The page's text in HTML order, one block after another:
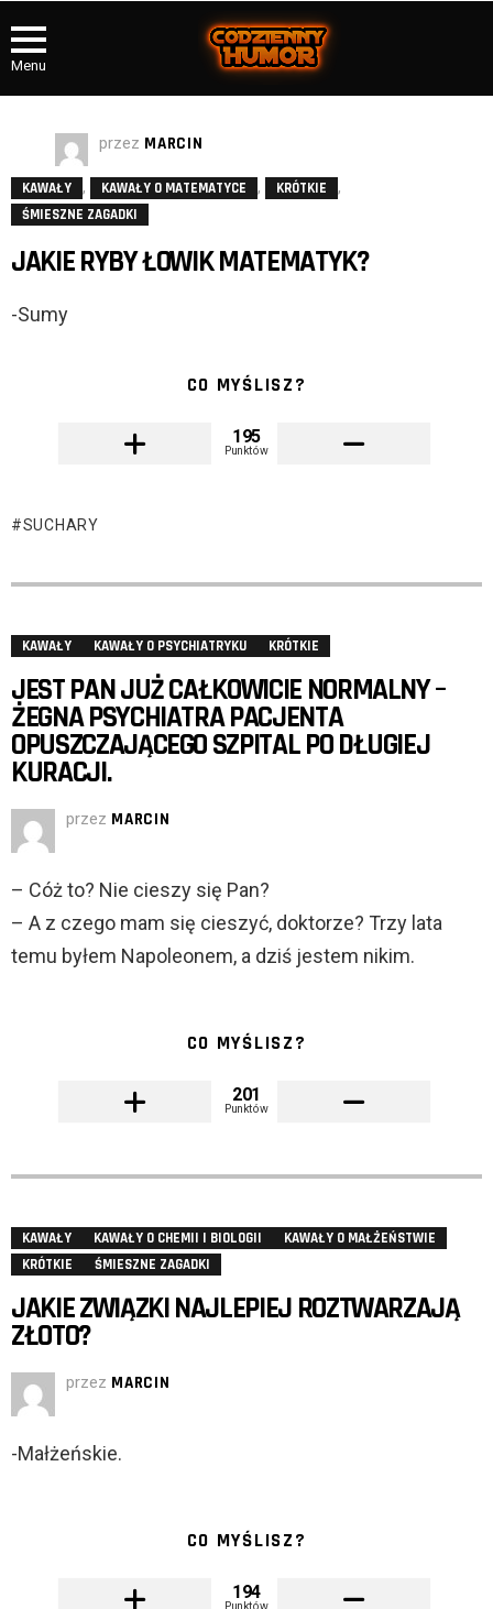
Menu
przez MARCIN
KAWAŁY , KAWAŁY O MATEMATYCE , KRÓTKIE ,
ŚMIESZNE ZAGADKI
JAKIE RYBY ŁOWIK MATEMATYK?
-Sumy
CO MYŚLISZ?
195
Punktów
SUCHARY
KAWAŁY KAWAŁY O PSYCHIATRYKU KRÓTKIE
JEST PAN JUŻ CAŁKOWICIE NORMALNY –
ŻEGNA PSYCHIATRA PACJENTA
OPUSZCZAJĄCEGO SZPITAL PO DŁUGIEJ
KURACJI.
przez MARCIN
– Cóż to? Nie cieszy się Pan?
– A z czego mam się cieszyć, doktorze? Trzy lata
temu byłem Napoleonem, a dziś jestem nikim.
CO MYŚLISZ?
201
Punktów
KAWAŁY KAWAŁY O CHEMII I BIOLOGII
KAWAŁY O MAŁŻEŃSTWIE
KRÓTKIE
ŚMIESZNE ZAGADKI
JAKIE ZWIĄZKI NAJLEPIEJ ROZTWARZAJĄ
ZŁOTO?
przez MARCIN
-Małżeńskie.
CO MYŚLISZ?
194
Punktów